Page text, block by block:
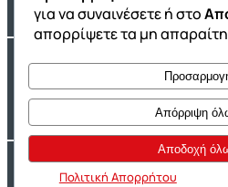
Copyright® 2004 –2026
Γ.Ε.Μ.Η.:
Oceancube –
Ιδιωτικότητα
για να συναινέσετε ή στο
απορρίψετε τα μη
Απόρριψη
Αποδοχή
Πολιτική Απορρήτου